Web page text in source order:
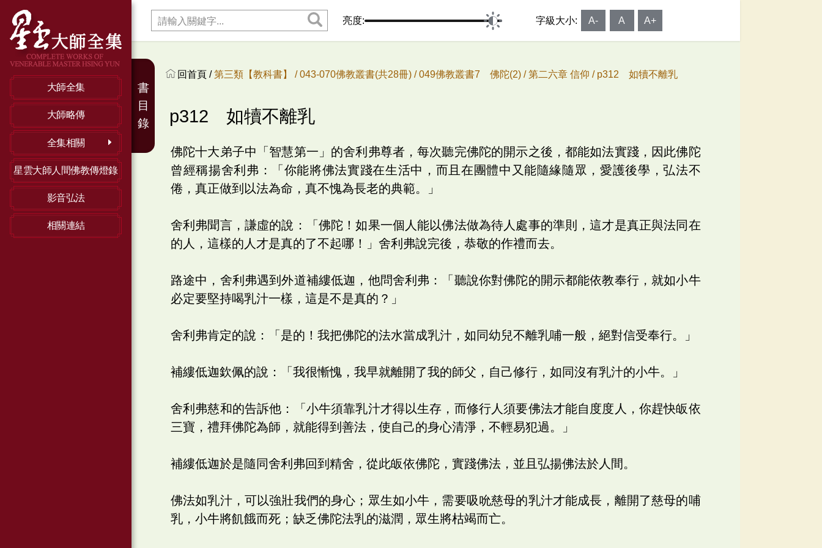
大師全集
大師略傳
全集相關
星雲大師人間佛教傳燈錄
影音弘法
相關連結
亮度: 字級大小: A- A A+
回首頁 /第三類【教科書】 /043-070佛教叢書(共28冊) /049佛教叢書7 佛陀(2) /第二六章 信仰 / p312 如犢不離乳
p312 如犢不離乳
佛陀十大弟子中「智慧第一」的舍利弗尊者，每次聽完佛陀的開示之後，都能如法實踐，因此佛陀
曾經稱揚舍利弗：「你能將佛法實踐在生活中，而且在團體中又能隨緣隨眾，愛護後學，弘法不
倦，真正做到以法為命，真不愧為長老的典範。」
舍利弗聞言，謙虛的說：「佛陀！如果一個人能以佛法做為待人處事的準則，這才是真正與法同在
的人，這樣的人才是真的了不起哪！」舍利弗說完後，恭敬的作禮而去。
路途中，舍利弗遇到外道補縷低迦，他問舍利弗：「聽說你對佛陀的開示都能依教奉行，就如小牛
必定要堅持喝乳汁一樣，這是不是真的？」
舍利弗肯定的說：「是的！我把佛陀的法水當成乳汁，如同幼兒不離乳哺一般，絕對信受奉行。」
補縷低迦欽佩的說：「我很慚愧，我早就離開了我的師父，自己修行，如同沒有乳汁的小牛。」
舍利弗慈和的告訴他：「小牛須靠乳汁才得以生存，而修行人須要佛法才能自度度人，你趕快皈依
三寶，禮拜佛陀為師，就能得到善法，使自己的身心清淨，不輕易犯過。」
補縷低迦於是隨同舍利弗回到精舍，從此皈依佛陀，實踐佛法，並且弘揚佛法於人間。
佛法如乳汁，可以強壯我們的身心；眾生如小牛，需要吸吮慈母的乳汁才能成長，離開了慈母的哺
乳，小牛將飢餓而死；缺乏佛陀法乳的滋潤，眾生將枯竭而亡。
書
目
錄